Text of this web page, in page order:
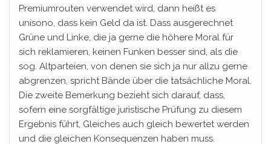
Premiumrouten verwendet wird, dann heißt es
unisono, dass kein Geld da ist. Dass ausgerechnet
Grüne und Linke, die ja gerne die höhere Moral für
sich reklamieren, keinen Funken besser sind, als die
sog. Altparteien, von denen sie sich ja nur allzu gerne
abgrenzen, spricht Bände über die tatsächliche Moral.
Die zweite Bemerkung bezieht sich darauf, dass,
sofern eine sorgfältige juristische Prüfung zu diesem
Ergebnis führt, Gleiches auch gleich bewertet werden
und die gleichen Konsequenzen haben muss.